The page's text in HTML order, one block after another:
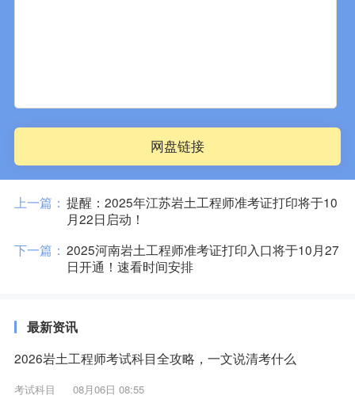
网盘链接
上一篇： 提醒：2025年江苏岩土工程师准考证打印将于10
月22日启动！
下一篇： 2025河南岩土工程师准考证打印入口将于10月27
日开通！速看时间安排
最新资讯
2026岩土工程师考试科目全攻略，一文说清考什么
考试科目 08月06日 08:55